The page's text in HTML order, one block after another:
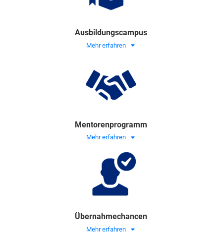
Ausbildungscampus
Mehr erfahren
Mentorenprogramm
Mehr erfahren
Übernahmechancen
Mehr erfahren